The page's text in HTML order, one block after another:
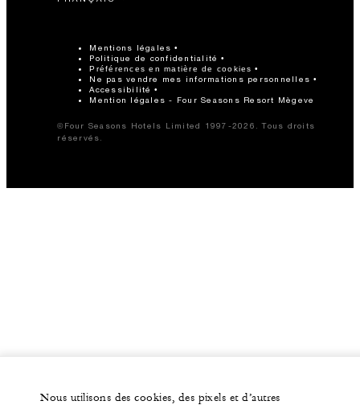
Mentions légales
Politique de confidentialité
Préférences en matière de cookies
Ne pas vendre mes informations personnelles
Accessibilité
Mention légales - Four Seasons Resort Mègeve
©Four Seasons Hotels Limited 1997-2026. Tous droits
réservés.
Nous utilisons des cookies, des pixels et d’autres